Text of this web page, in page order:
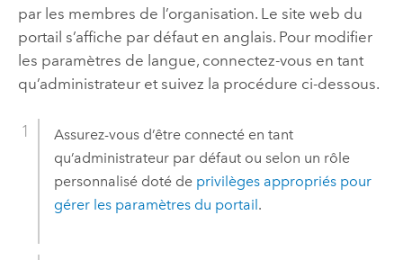
par les membres de l’organisation. Le site web du
portail s’affiche par défaut en anglais. Pour modifier
les paramètres de langue, connectez-vous en tant
qu’administrateur et suivez la procédure ci-dessous.
Assurez-vous d’être connecté en tant
qu’administrateur par défaut ou selon un rôle
personnalisé doté de privilèges appropriés pour
gérer les paramètres du portail.